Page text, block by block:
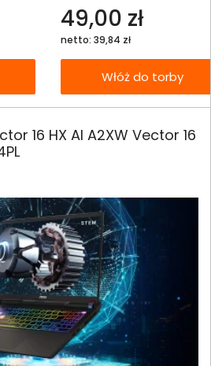
49,00 zł
netto: 39,84 zł
Włóż do torby
16 HX AI A2XW Vector 16